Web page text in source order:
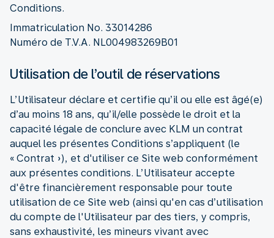
Conditions.
Immatriculation No. 33014286
Numéro de T.V.A. NL004983269B01
Utilisation de l’outil de réservations
L’Utilisateur déclare et certifie qu’il ou elle est âgé(e)
d’au moins 18 ans, qu’il/elle possède le droit et la
capacité légale de conclure avec KLM un contrat
auquel les présentes Conditions s’appliquent (le
« Contrat »), et d'utiliser ce Site web conformément
aux présentes conditions. L’Utilisateur accepte
d'être financièrement responsable pour toute
utilisation de ce Site web (ainsi qu'en cas d’utilisation
du compte de l'Utilisateur par des tiers, y compris,
sans exhaustivité, les mineurs vivant avec